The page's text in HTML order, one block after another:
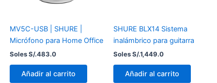
MV5C-USB | SHURE |
Micrófono para Home Office
Soles S/.483.0
Añadir al carrito
SHURE BLX14 Sistema
inalámbrico para guitarra
Soles S/.1,449.0
Añadir al carrito